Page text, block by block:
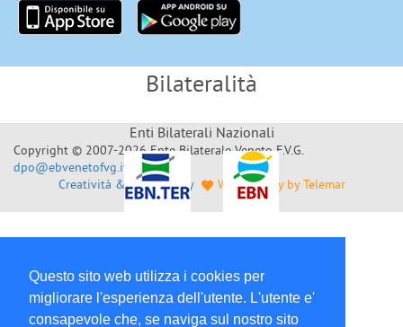
Questo sito web utilizza i cookies per
migliorare l'esperienza dell'utente. L'utente e'
consapevole che, se naviga sul nostro sito
Bilateralità
Enti Bilaterali Nazionali
Copyright © 2007-2026 Ente Bilaterale Veneto F.V.G.
dpo@ebvenetofvg.it
Creatività & Sviluppo by
Web Agency by Telemar